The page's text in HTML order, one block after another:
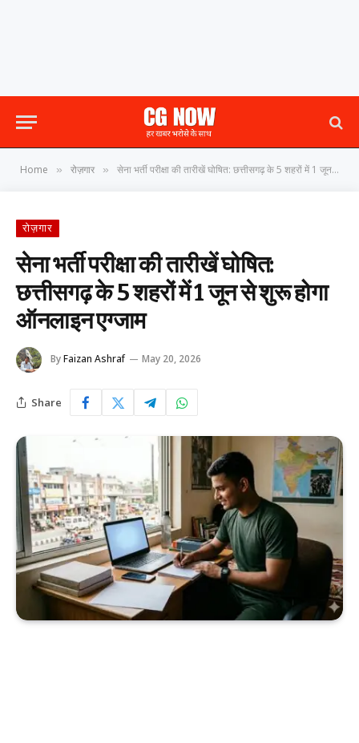
Home » रोज़गार » सेना भर्ती परीक्षा की तारीखें घोषित: छत्तीसगढ़ के 5 शहरों में 1 जून से शुरू होगा ऑनलाइन एग्जाम
रोज़गार
सेना भर्ती परीक्षा की तारीखें घोषित:
छत्तीसगढ़ के 5 शहरों में 1 जून से शुरू होगा
ऑनलाइन एग्जाम
ByFaizan Ashraf May 20, 2026
Share